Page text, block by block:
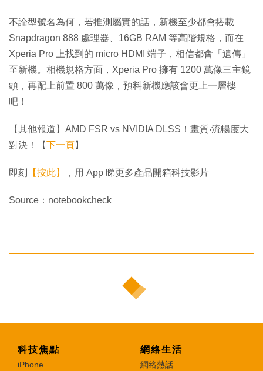
不論型號名為何，若推測屬實的話，新機至少都會搭載
Snapdragon 888 處理器、16GB RAM 等高階規格，而在
Xperia Pro 上找到的 micro HDMI 端子，相信都會「遺傳」
至新機。相機規格方面，Xperia Pro 擁有 1200 萬像三主鏡
頭，再配上前置 800 萬像，預料新機應該會更上一層樓
吧！
【其他報道】AMD FSR vs NVIDIA DLSS！畫質‧流暢度大
對決！【下一頁】
即刻 【按此】 ，用 App 睇更多產品開箱科技影片
Source：notebookcheck
科技焦點
iPhone
網絡生活
網絡熱話